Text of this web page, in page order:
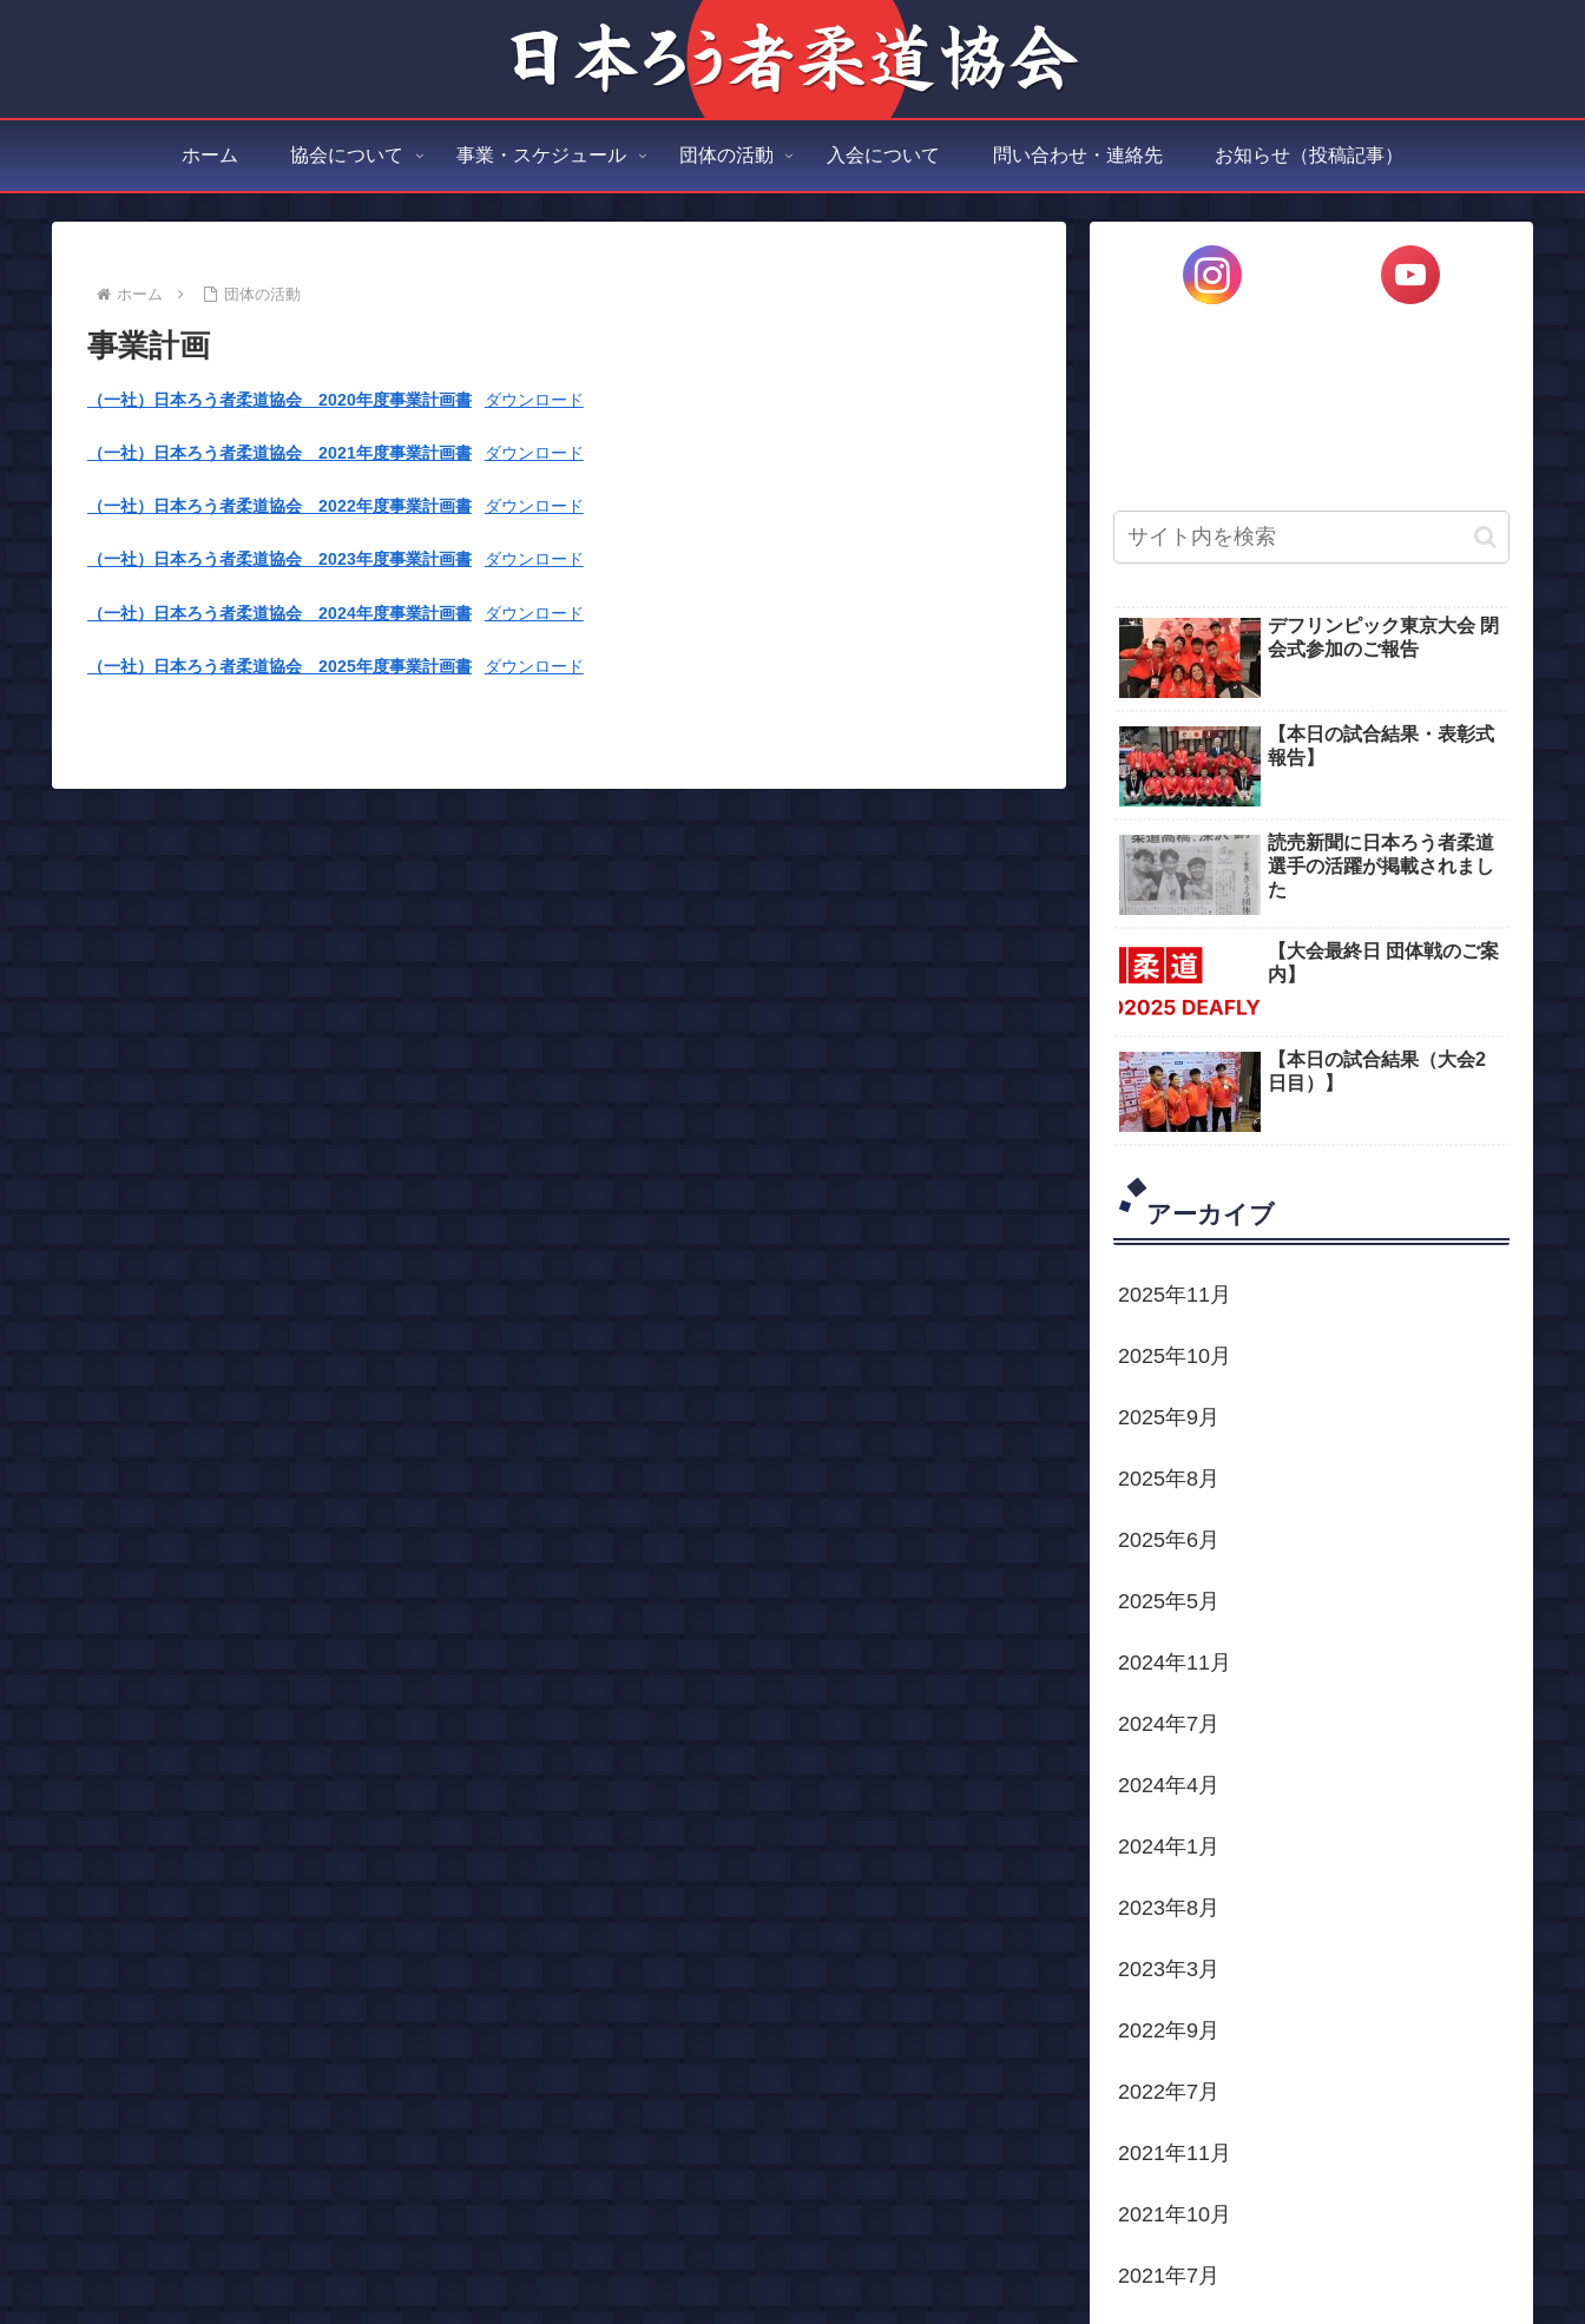
ホーム 協会について 事業・スケジュール 団体の活動 入会について 問い合わせ・連絡先 お知らせ（投稿記事）
ホーム 団体の活動
事業計画
（一社）日本ろう者柔道協会 2020年度事業計画書 ダウンロード
（一社）日本ろう者柔道協会 2021年度事業計画書 ダウンロード
（一社）日本ろう者柔道協会 2022年度事業計画書 ダウンロード
（一社）日本ろう者柔道協会 2023年度事業計画書 ダウンロード
（一社）日本ろう者柔道協会 2024年度事業計画書 ダウンロード
（一社）日本ろう者柔道協会 2025年度事業計画書 ダウンロード
デフリンピック東京大会 閉
会式参加のご報告
【本日の試合結果・表彰式
報告】
読売新聞に日本ろう者柔道
選手の活躍が掲載されまし
た
【大会最終日 団体戦のご案
内】
【本日の試合結果（大会2
日目）】
アーカイブ
2025年11月
2025年10月
2025年9月
2025年8月
2025年6月
2025年5月
2024年11月
2024年7月
2024年4月
2024年1月
2023年8月
2023年3月
2022年9月
2022年7月
2021年11月
2021年10月
2021年7月